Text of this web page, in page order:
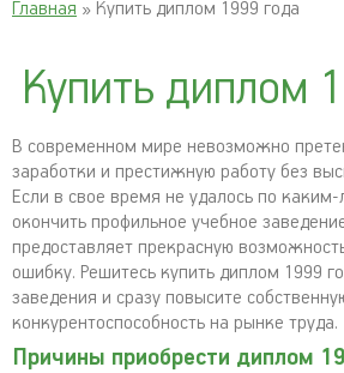
Главная » Купить диплом 1999 года
Купить диплом
В современном мире невозможно
заработки и престижную работу без
Если в свое время не удалось по
окончить профильное учебное
предоставляет прекрасную
ошибку. Решитесь купить диплом 1999
заведения и сразу повысите
конкурентоспособность на рынке труда.
Причины приобрести диплом